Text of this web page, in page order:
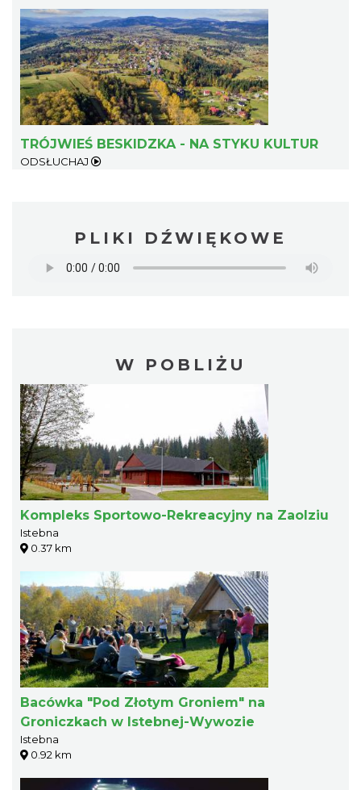
TRÓJWIEŚ BESKIDZKA - NA STYKU KULTUR
ODSŁUCHAJ
PLIKI DŹWIĘKOWE
W POBLIŻU
Kompleks Sportowo-Rekreacyjny na Zaolziu
Istebna
0.37 km
Bacówka "Pod Złotym Groniem" na
Groniczkach w Istebnej-Wywozie
Istebna
0.92 km